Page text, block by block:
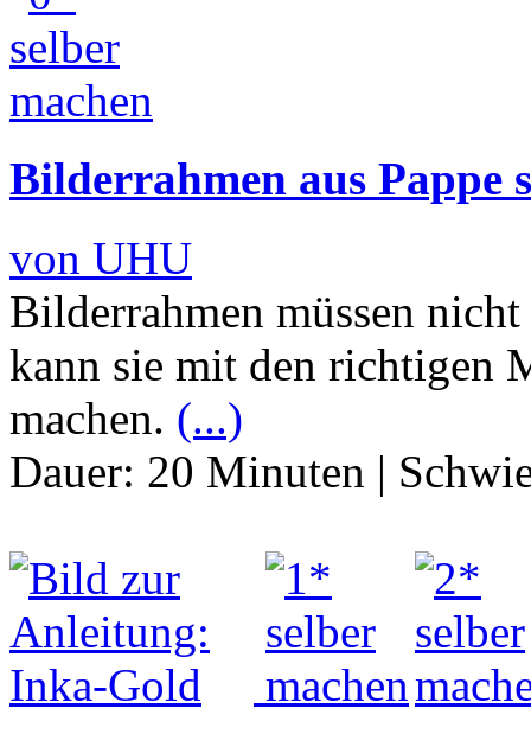
Bilderrahmen aus Pappe
von UHU
Bilderrahmen müssen
kann sie mit den richtigen
machen. (...)
Dauer: 20 Minuten |